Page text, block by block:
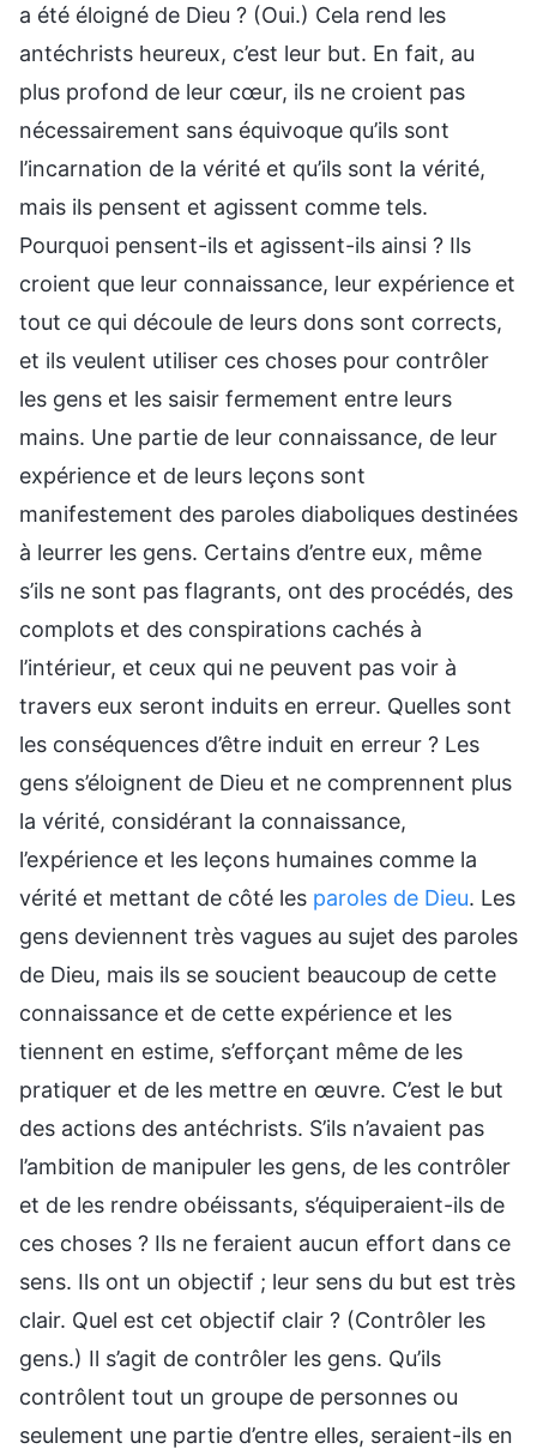
a été éloigné de Dieu ? (Oui.) Cela rend les
antéchrists heureux, c’est leur but. En fait, au
plus profond de leur cœur, ils ne croient pas
nécessairement sans équivoque qu’ils sont
l’incarnation de la vérité et qu’ils sont la vérité,
mais ils pensent et agissent comme tels.
Pourquoi pensent-ils et agissent-ils ainsi ? Ils
croient que leur connaissance, leur expérience et
tout ce qui découle de leurs dons sont corrects,
et ils veulent utiliser ces choses pour contrôler
les gens et les saisir fermement entre leurs
mains. Une partie de leur connaissance, de leur
expérience et de leurs leçons sont
manifestement des paroles diaboliques destinées
à leurrer les gens. Certains d’entre eux, même
s’ils ne sont pas flagrants, ont des procédés, des
complots et des conspirations cachés à
l’intérieur, et ceux qui ne peuvent pas voir à
travers eux seront induits en erreur. Quelles sont
les conséquences d’être induit en erreur ? Les
gens s’éloignent de Dieu et ne comprennent plus
la vérité, considérant la connaissance,
l’expérience et les leçons humaines comme la
vérité et mettant de côté les paroles de Dieu. Les
gens deviennent très vagues au sujet des paroles
de Dieu, mais ils se soucient beaucoup de cette
connaissance et de cette expérience et les
tiennent en estime, s’efforçant même de les
pratiquer et de les mettre en œuvre. C’est le but
des actions des antéchrists. S’ils n’avaient pas
l’ambition de manipuler les gens, de les contrôler
et de les rendre obéissants, s’équiperaient-ils de
ces choses ? Ils ne feraient aucun effort dans ce
sens. Ils ont un objectif ; leur sens du but est très
clair. Quel est cet objectif clair ? (Contrôler les
gens.) Il s’agit de contrôler les gens. Qu’ils
contrôlent tout un groupe de personnes ou
seulement une partie d’entre elles, seraient-ils en